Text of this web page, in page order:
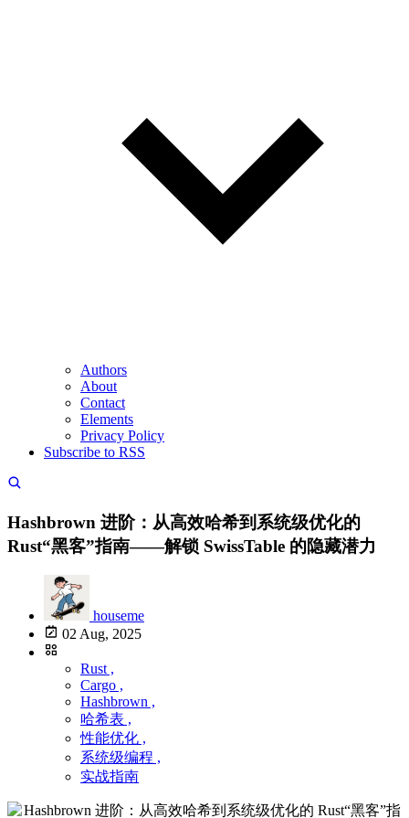
Authors
About
Contact
Elements
Privacy Policy
Subscribe to RSS
Hashbrown 进阶：从高效哈希到系统级优化的
Rust“黑客”指南——解锁 SwissTable 的隐藏潜力
houseme
02 Aug, 2025
Rust ,
Cargo ,
Hashbrown ,
哈希表 ,
性能优化 ,
系统级编程 ,
实战指南